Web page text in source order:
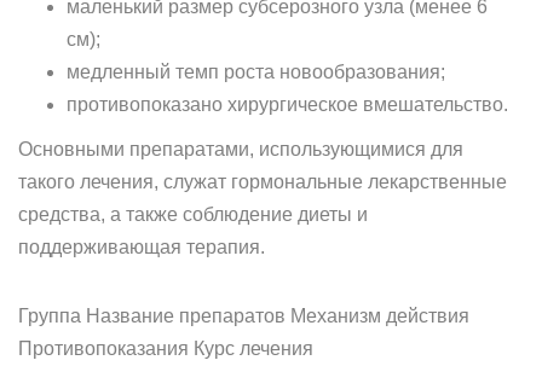
маленький размер субсерозного узла (менее 6
см);
медленный темп роста новообразования;
противопоказано хирургическое вмешательство.
Основными препаратами, использующимися для
такого лечения, служат гормональные лекарственные
средства, а также соблюдение диеты и
поддерживающая терапия.
Группа Название препаратов Механизм действия
Противопоказания Курс лечения